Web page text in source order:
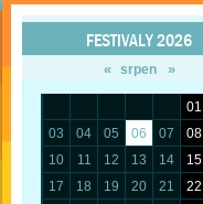
FESTIVALY 2026
« srpen »
01
03
04 05 06 07 08
10
11 12 13 14 15
17
18 19 20 21 22